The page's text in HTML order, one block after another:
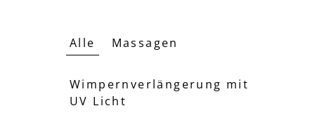
Alle Massagen
Wimpernverlängerung mit
UV Licht